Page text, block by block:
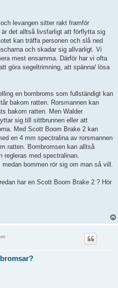
levangen sitter rakt framför
det alltså livsfarligt att förflytta sig
kan träffa personen och slå ned
och skadar sig allvarligt. Vi
mest ensamma. Därför har vi ofta
göra segeltrimning, att spänna/ lösa
en bombroms som fullständigt kan
bakom ratten. Rorsmannen kan
bakom ratten. Men Walder
sig till sittbrunnen eller att
Med Scott Boom Brake 2 kan
en 4 mm spectralina av rorsmannen
ratten. Bombromsen kan alltså
regleras med spectralinan.
bommen rör sig om man så vill.
har en Scott Boom Brake 2 ? Hör